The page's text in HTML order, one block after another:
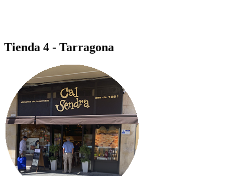
Tienda 4 - Tarragona